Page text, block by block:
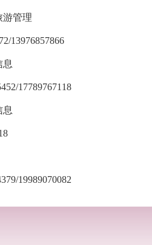
管理
13976857866
17789767118
19989070082